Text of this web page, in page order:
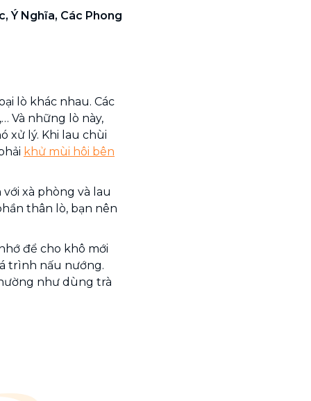
Ý Nghĩa, Các Phong
lò khác nhau. Các
Và những lò này,
xử lý. Khi lau chùi
khử mùi hôi bên
xà phòng và lau
thân lò, bạn nên
để cho khô mới
trình nấu nướng.
như dùng trà